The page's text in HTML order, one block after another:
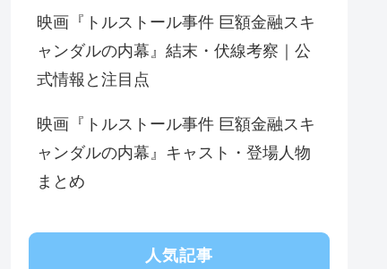
映画『トルストール事件 巨額金融スキ
ャンダルの内幕』結末・伏線考察｜公
式情報と注目点
映画『トルストール事件 巨額金融スキ
ャンダルの内幕』キャスト・登場人物
まとめ
人気記事